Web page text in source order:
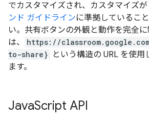
でカスタマイズされ、カスタマイズが
ンド ガイドラインに準拠しているこ
い。共有ボタンの外観と動作を完全
は、
https://
to-share}
という構造の URL を使
ます。
JavaScript API